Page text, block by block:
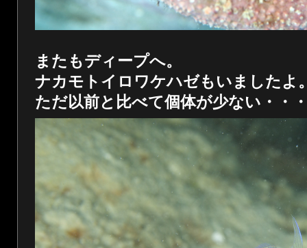
またもディープへ。
ナカモトイロワケハゼもいましたよ
ただ以前と比べて個体が少ない・・